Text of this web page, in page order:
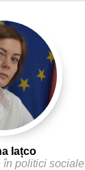
Iațco
în politici sociale